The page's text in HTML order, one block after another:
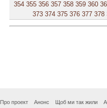
354 355 356 357 358 359 360
373 374 375 376 377 378
Про проект Анонс Щоб ми так жили